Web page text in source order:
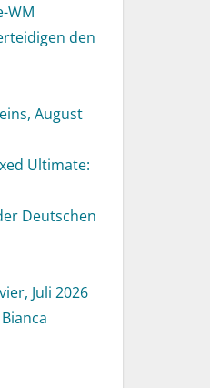
WM
den
August
Ultimate:
Deutschen
Juli 2026